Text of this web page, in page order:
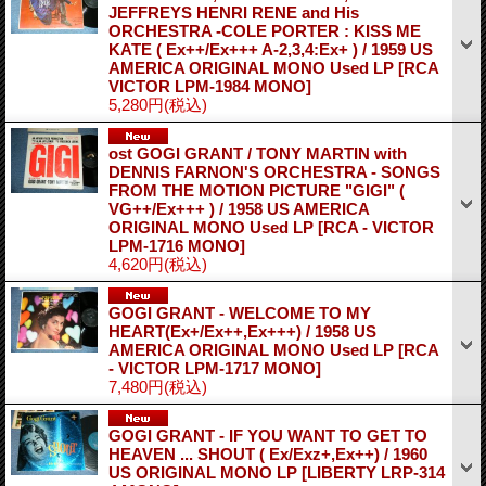
JEFFREYS HENRI RENE and His
ORCHESTRA -COLE PORTER : KISS ME
KATE ( Ex++/Ex+++ A-2,3,4:Ex+ ) / 1959 US
AMERICA ORIGINAL MONO Used LP [RCA
VICTOR LPM-1984 MONO]
5,280円(税込)
ost GOGI GRANT / TONY MARTIN with
DENNIS FARNON'S ORCHESTRA - SONGS
FROM THE MOTION PICTURE "GIGI" (
VG++/Ex+++ ) / 1958 US AMERICA
ORIGINAL MONO Used LP [RCA - VICTOR
LPM-1716 MONO]
4,620円(税込)
GOGI GRANT - WELCOME TO MY
HEART(Ex+/Ex++,Ex+++) / 1958 US
AMERICA ORIGINAL MONO Used LP [RCA
- VICTOR LPM-1717 MONO]
7,480円(税込)
GOGI GRANT - IF YOU WANT TO GET TO
HEAVEN ... SHOUT ( Ex/Exz+,Ex++) / 1960
US ORIGINAL MONO LP [LIBERTY LRP-314